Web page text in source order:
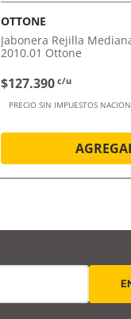
OTTONE
Jabonera Rejilla
2010.01 Ottone
$127.390 c/u
PRECIO SIN IMPUESTOS